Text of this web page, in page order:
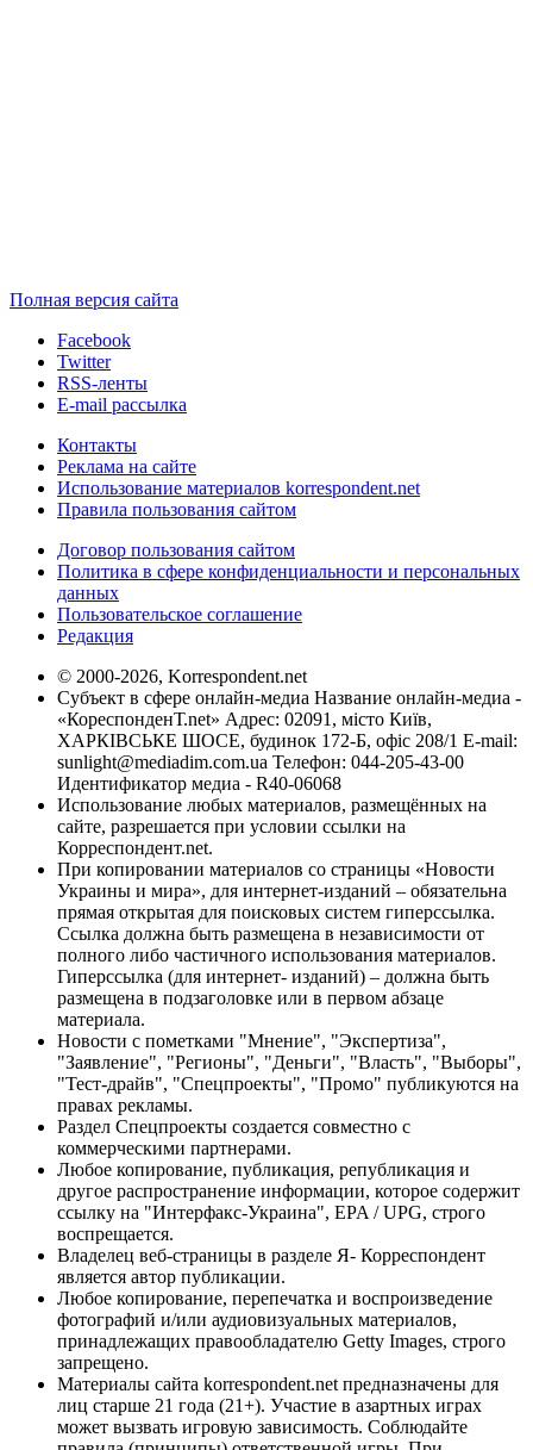
Полная версия сайта
Facebook
Twitter
RSS-ленты
E-mail рассылка
Контакты
Реклама на сайте
Использование материалов korrespondent.net
Правила пользования сайтом
Договор пользования сайтом
Политика в сфере конфиденциальности и персональных
данных
Пользовательское соглашение
Редакция
© 2000-2026, Korrespondent.net
Субъект в сфере онлайн-медиа Название онлайн-медиа -
«КореспонденТ.net» Адрес: 02091, місто Київ,
ХАРКІВСЬКЕ ШОСЕ, будинок 172-Б, офіс 208/1 E-mail:
sunlight@mediadim.com.ua Телефон: 044-205-43-00
Идентификатор медиа - R40-06068
Использование любых материалов, размещённых на
сайте, разрешается при условии ссылки на
Корреспондент.net.
При копировании материалов со страницы «Новости
Украины и мира», для интернет-изданий – обязательна
прямая открытая для поисковых систем гиперссылка.
Ссылка должна быть размещена в независимости от
полного либо частичного использования материалов.
Гиперссылка (для интернет- изданий) – должна быть
размещена в подзаголовке или в первом абзаце
материала.
Новости с пометками "Мнение", "Экспертиза",
"Заявление", "Регионы", "Деньги", "Власть", "Выборы",
"Тест-драйв", "Спецпроекты", "Промо" публикуются на
правах рекламы.
Раздел Спецпроекты создается совместно с
коммерческими партнерами.
Любое копирование, публикация, републикация и
другое распространение информации, которое содержит
ссылку на "Интерфакс-Украина", EPA / UPG, строго
воспрещается.
Владелец веб-страницы в разделе Я- Корреспондент
является автор публикации.
Любое копирование, перепечатка и воспроизведение
фотографий и/или аудиовизуальных материалов,
принадлежащих правообладателю Getty Images, строго
запрещено.
Материалы сайта korrespondent.net предназначены для
лиц старше 21 года (21+). Участие в азартных играх
может вызвать игровую зависимость. Соблюдайте